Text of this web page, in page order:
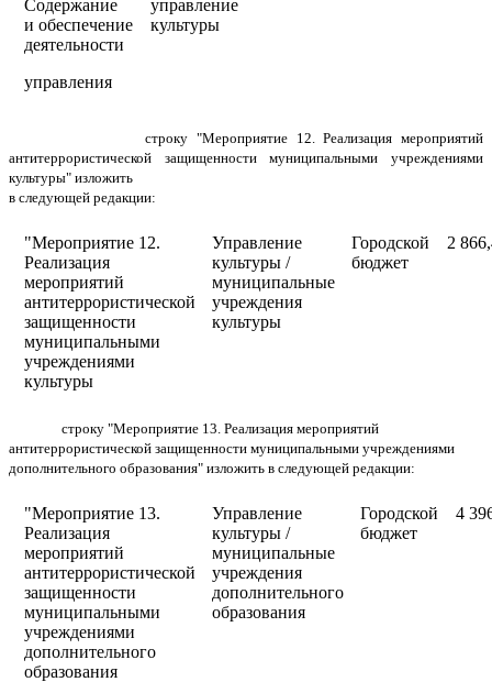
Содержание
и обеспечение
деятельности
управления
управление
культуры
строку "Мероприятие 12. Реализация мероприятий
антитеррористической защищенности муниципальными учреждениями
культуры" изложить
в следующей редакции:
"Мероприятие 12.
Реализация
мероприятий
антитеррористической
защищенности
муниципальными
учреждениями
культуры
Управление
культуры /
муниципальные
учреждения
культуры
Городской
бюджет
2
строку "Мероприятие 13. Реализация мероприятий
антитеррористической защищенности муниципальными учреждениями
дополнительного образования" изложить в следующей редакции:
"Мероприятие 13.
Реализация
мероприятий
антитеррористической
защищенности
муниципальными
учреждениями
дополнительного
образования
Управление
культуры /
муниципальные
учреждения
дополнительного
образования
Городской
бюджет
4